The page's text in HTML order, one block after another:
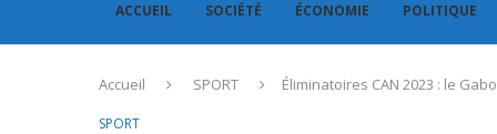
ACCUEIL SOCIÉTÉ ÉCONOMIE POLITIQUE
Accueil SPORT Éliminatoires CAN 2023 : le
SPORT